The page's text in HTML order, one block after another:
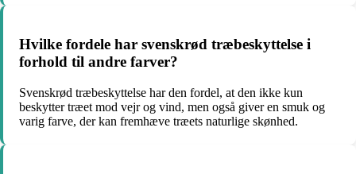
Hvilke fordele har svenskrød træbeskyttelse i
forhold til andre farver?
Svenskrød træbeskyttelse har den fordel, at den ikke kun
beskytter træet mod vejr og vind, men også giver en smuk og
varig farve, der kan fremhæve træets naturlige skønhed.